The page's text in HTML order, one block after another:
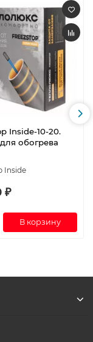
Inside-10-20.
обогрева
Inside
₽
В корзину